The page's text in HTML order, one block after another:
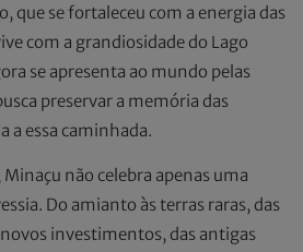
que se fortaleceu com a energia das
com a grandiosidade do Lago
se apresenta ao mundo pelas
preservar a memória das
a essa caminhada.
não celebra apenas uma
Do amianto às terras raras, das
investimentos, das antigas